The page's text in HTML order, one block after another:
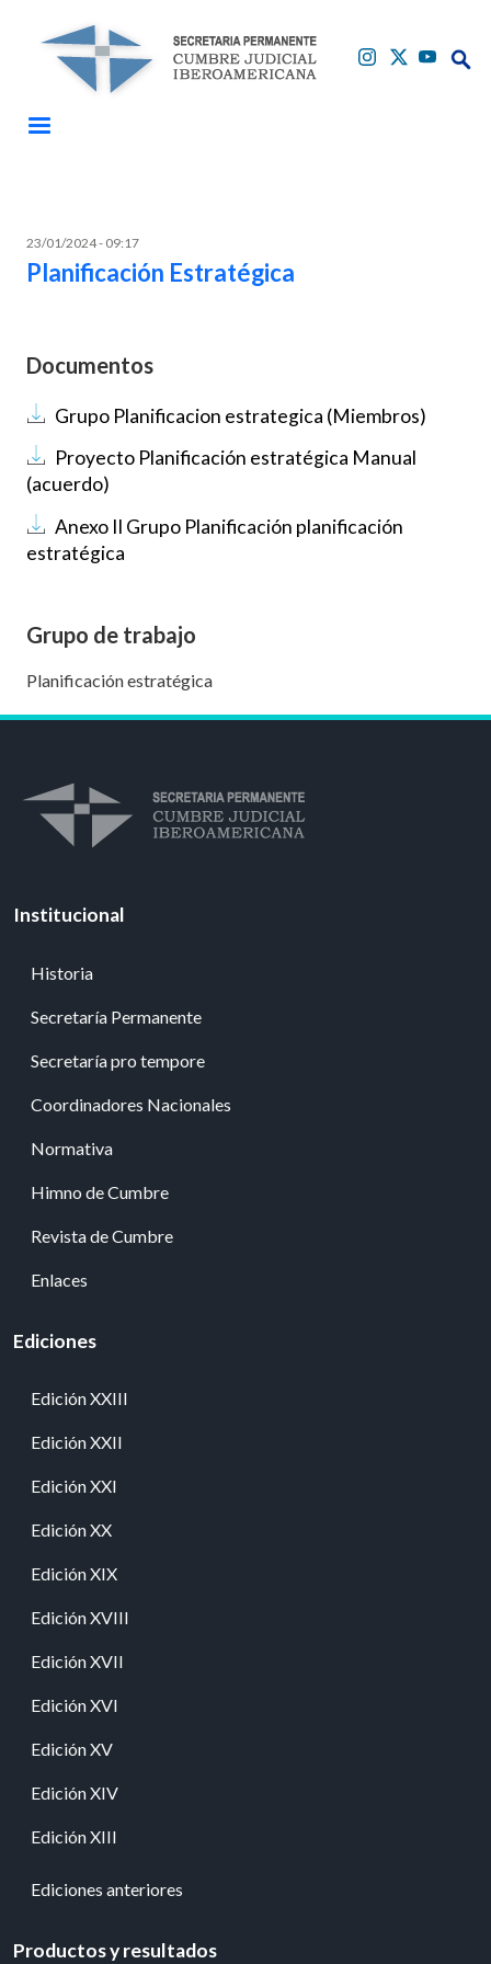
23/01/2024 - 09:17
Planificación Estratégica
Documentos
Documento
Grupo Planificacion estrategica (Miembros)
Documento
Proyecto Planificación estratégica Manual
(acuerdo)
Documento
Anexo II Grupo Planificación planificación
estratégica
Grupo de trabajo
Planificación estratégica
Institucional
Historia
Secretaría Permanente
Secretaría pro tempore
Coordinadores Nacionales
Normativa
Himno de Cumbre
Revista de Cumbre
Enlaces
Ediciones
Edición XXIII
Edición XXII
Edición XXI
Edición XX
Edición XIX
Edición XVIII
Edición XVII
Edición XVI
Edición XV
Edición XIV
Edición XIII
Ediciones anteriores
Productos y resultados